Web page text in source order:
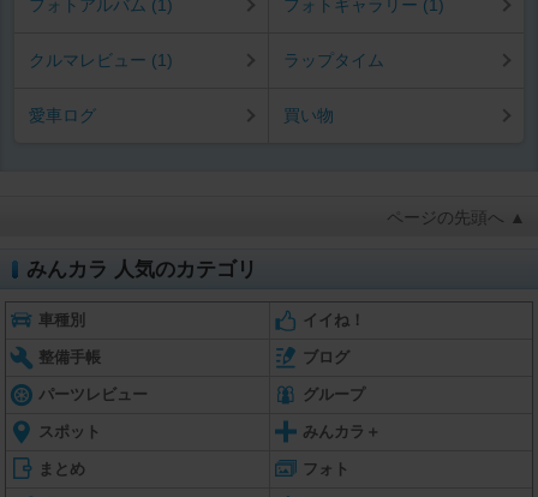
フォトアルバム (1) フォトギャラリー (1)
クルマレビュー (1) ラップタイム
愛車ログ 買い物
ページの先頭へ ▲
みんカラ 人気のカテゴリ
車種別 イイね！
整備手帳 ブログ
パーツレビュー グループ
スポット みんカラ＋
まとめ フォト